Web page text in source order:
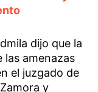
dijo que la
las amenazas
el juzgado de
y